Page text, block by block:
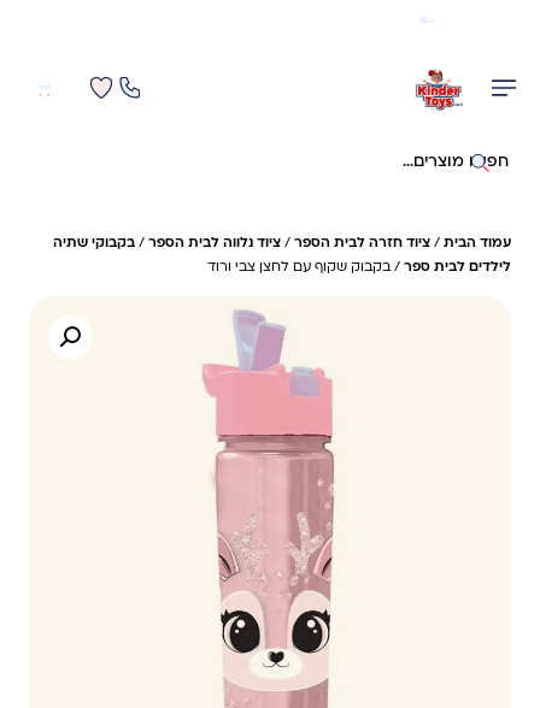
חיפוש באתר
עמוד הבית / ציוד חזרה לבית הספר / ציוד נלווה לבית הספר / בקבוקי שתיה
לילדים לבית ספר / בקבוק שקוף עם לחצן צבי ורוד